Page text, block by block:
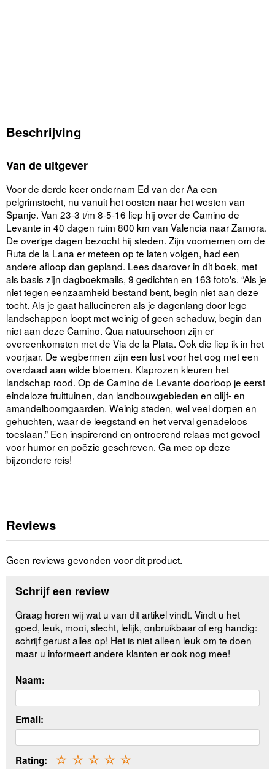
Beschrijving
Van de uitgever
Voor de derde keer ondernam Ed van der Aa een
pelgrimstocht, nu vanuit het oosten naar het westen van
Spanje. Van 23-3 t/m 8-5-16 liep hij over de Camino de
Levante in 40 dagen ruim 800 km van Valencia naar Zamora.
De overige dagen bezocht hij steden. Zijn voornemen om de
Ruta de la Lana er meteen op te laten volgen, had een
andere afloop dan gepland. Lees daarover in dit boek, met
als basis zijn dagboekmails, 9 gedichten en 163 foto's. “Als je
niet tegen eenzaamheid bestand bent, begin niet aan deze
tocht. Als je gaat hallucineren als je dagenlang door lege
landschappen loopt met weinig of geen schaduw, begin dan
niet aan deze Camino. Qua natuurschoon zijn er
overeenkomsten met de Via de la Plata. Ook die liep ik in het
voorjaar. De wegbermen zijn een lust voor het oog met een
overdaad aan wilde bloemen. Klaprozen kleuren het
landschap rood. Op de Camino de Levante doorloop je eerst
eindeloze fruittuinen, dan landbouwgebieden en olijf- en
amandelboomgaarden. Weinig steden, wel veel dorpen en
gehuchten, waar de leegstand en het verval genadeloos
toeslaan.” Een inspirerend en ontroerend relaas met gevoel
voor humor en poëzie geschreven. Ga mee op deze
bijzondere reis!
Reviews
Geen reviews gevonden voor dit product.
Schrijf een review
Graag horen wij wat u van dit artikel vindt. Vindt u het
goed, leuk, mooi, slecht, lelijk, onbruikbaar of erg handig:
schrijf gerust alles op! Het is niet alleen leuk om te doen
maar u informeert andere klanten er ook nog mee!
Naam:
Email:
Rating: ☆
☆
☆
☆
☆